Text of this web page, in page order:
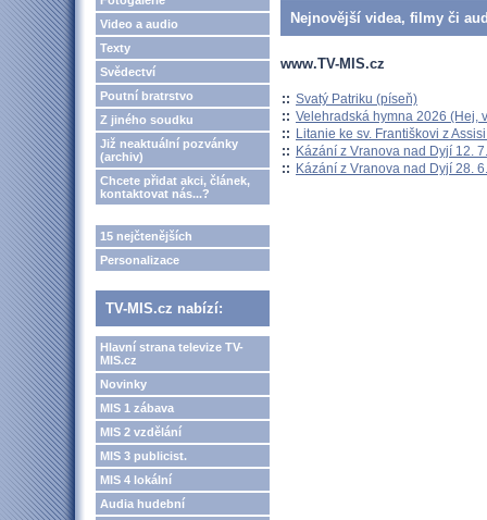
Video a audio
Texty
Svědectví
Poutní bratrstvo
Z jiného soudku
Již neaktuální pozvánky
(archiv)
Chcete přidat akci, článek,
kontaktovat nás...?
15 nejčtenějších
Personalizace
TV-MIS.cz nabízí:
Hlavní strana televize TV-
MIS.cz
Novinky
MIS 1 zábava
MIS 2 vzdělání
MIS 3 publicist.
MIS 4 lokální
Audia hudební
Nejnovější videa, filmy či
www.TV-MIS.cz
:: Svatý Patriku (píseň)
:: Velehradská hymna 2026 (Hej,
:: Litanie ke sv. Františkovi z
:: Kázání z Vranova nad Dyjí 12.
:: Kázání z Vranova nad Dyjí 28.